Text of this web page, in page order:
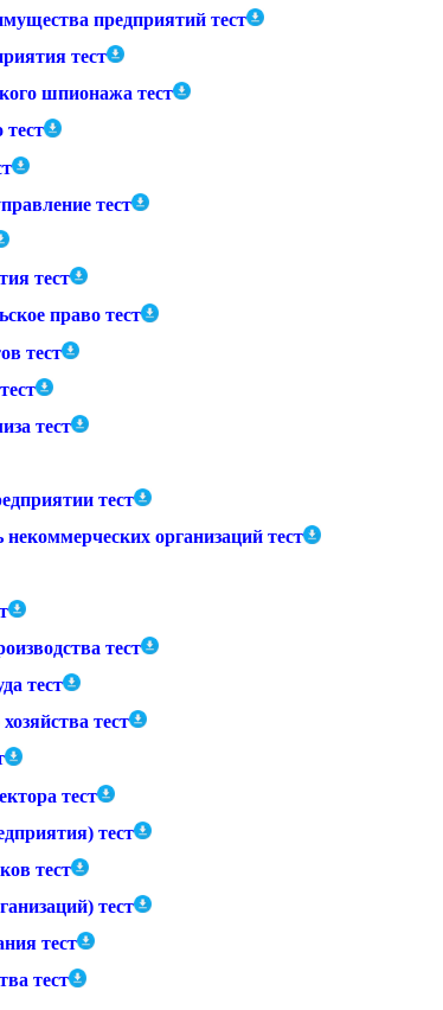
предприятий тест
тест
шпионажа тест
тест
тест
тест
право тест
тест
тест
тест
некоммерческих организаций тест
тест
тест
тест
тест
тест
тест
тест
тест
тест